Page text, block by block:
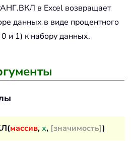
в Excel возвращает
данных в виде процентного
и 1) к набору данных.
массив,x, [значимость])